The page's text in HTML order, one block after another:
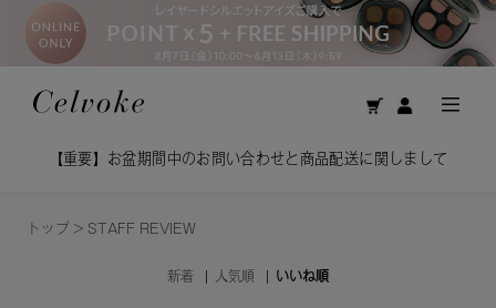
【重要】お盆期間中のお問い合わせと商品配送に関しまして
トップ > STAFF REVIEW
新着 人気順 いいね順